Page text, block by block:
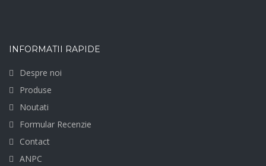
INFORMATII RAPIDE
Despre noi
Produse
Noutati
Formular Recenzie
Contact
ANPC